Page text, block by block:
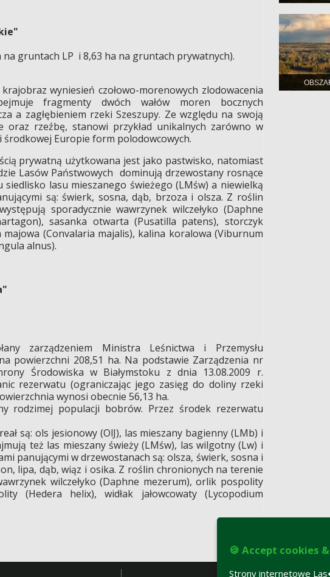
na gruntach LP i 8,63 ha na gruntach prywatnych).
wyniesień czołowo-morenowych zlodowacenia
fragmenty dwóch wałów moren bocznych
a zagłębieniem rzeki Szeszupy. Ze względu na swoją
oraz rzeźbę, stanowi przykład unikalnych zarówno w
środkowej Europie form polodowcowych.
prywatną użytkowana jest jako pastwisko, natomiast
Lasów Państwowych dominują drzewostany rosnące
lasu mieszanego świeżego (LMśw) a niewielką
są: świerk, sosna, dąb, brzoza i olsza. Z roślin
sporadycznie wawrzynek wilczełyko (Daphne
sasanka otwarta (Pusatilla patens), storczyk
(Convalaria majalis), kalina koralowa (Viburnum
alnus).
zarządzeniem Ministra Leśnictwa i Przemysłu
powierzchni 208,51 ha. Na podstawie Zarządzenia nr
Środowiska w Białymstoku z dnia 13.08.2009 r.
rezerwatu (ograniczając jego zasięg do doliny rzeki
wynosi obecnie 56,13 ha.
rodzimej populacji bobrów. Przez środek rezerwatu
są: ols jesionowy (OlJ), las mieszany bagienny (LMb) i
też las mieszany świeży (LMśw), las wilgotny (Lw) i
panującymi w drzewostanach są: olsza, świerk, sosna i
lipa, dąb, wiąz i osika. Z roślin chronionych na terenie
wilczełyko (Daphne mezerum), orlik pospolity
(Hedera helix), widłak jałowcowaty (Lycopodium
🍪 Accept cookies
Strony internetowe